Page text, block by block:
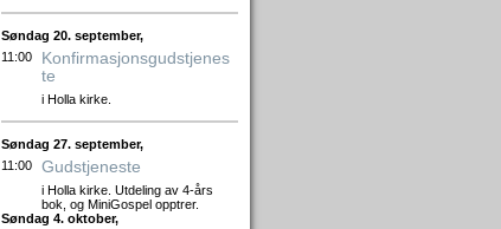
Søndag 20. september,
11:00
Konfirmasjonsgudstjenes
te
i Holla kirke.
Søndag 27. september,
11:00
Gudstjeneste
i Holla kirke. Utdeling av 4-års
bok, og MiniGospel opptrer.
Søndag 4. oktober,